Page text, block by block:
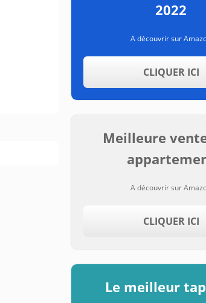
2022
A découvrir sur
CLIQUER ICI
Meilleure
A découvrir sur
CLIQUER ICI
Le meilleur